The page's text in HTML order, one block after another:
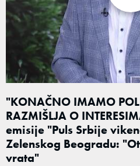
"KONAČNO IMAMO
RAZMIŠLJA O
emisije "Puls Srbije
Zelenskog Beogradu:
vrata"